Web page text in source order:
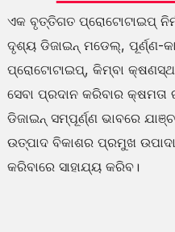
ଏକ ବୃତ୍ତିଗତ ପ୍ରୋଟୋଟାଇପ୍
ଦୃଶ୍ୟ ଡିଜାଇନ୍ ମଡେଲ୍, ପୂର୍ଣ୍ଣ-
ପ୍ରୋଟୋଟାଇପ୍, କିମ୍ବା
ସେବା ପ୍ରଦାନ କରିବାର
ଡିଜାଇନ୍ ସମ୍ପୂର୍ଣ୍ଣ ଭାବରେ
ଉତ୍ପାଦ ବିକାଶର ପ୍ରମୁଖ
କରିବାରେ ସାହାଯ୍ୟ କରିବ।